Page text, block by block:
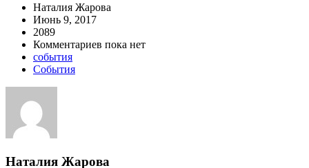
Наталия Жарова
Июнь 9, 2017
2089
Комментариев пока нет
события
События
Наталия Жарова